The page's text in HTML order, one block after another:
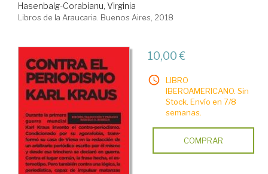
Hasenbalg-Corabianu, Virginia
Libros de la Araucaria. Buenos Aires, 2018
10,00 €
LIBRO
IBEROAMERICANO. Sin
Stock. Envío en 7/8
semanas.
COMPRAR